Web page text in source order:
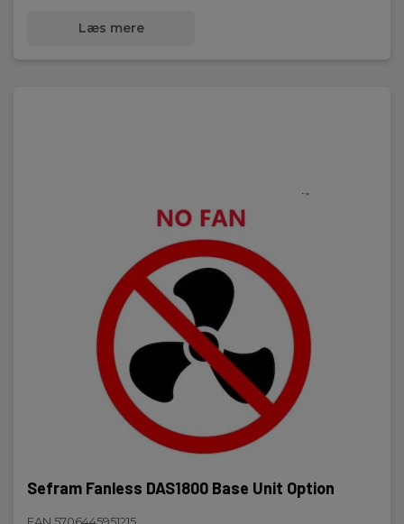
Læs mere
Sefram Fanless DAS1800 Base Unit Option